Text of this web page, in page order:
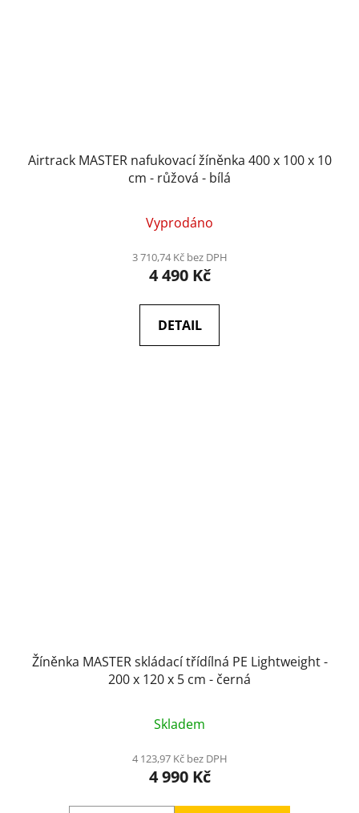
Airtrack MASTER nafukovací žíněnka 400 x 100 x 10
cm - růžová - bílá
Vyprodáno
3 710,74 Kč bez DPH
4 490 Kč
DETAIL
Žíněnka MASTER skládací třídílná PE Lightweight -
200 x 120 x 5 cm - černá
Skladem
4 123,97 Kč bez DPH
4 990 Kč